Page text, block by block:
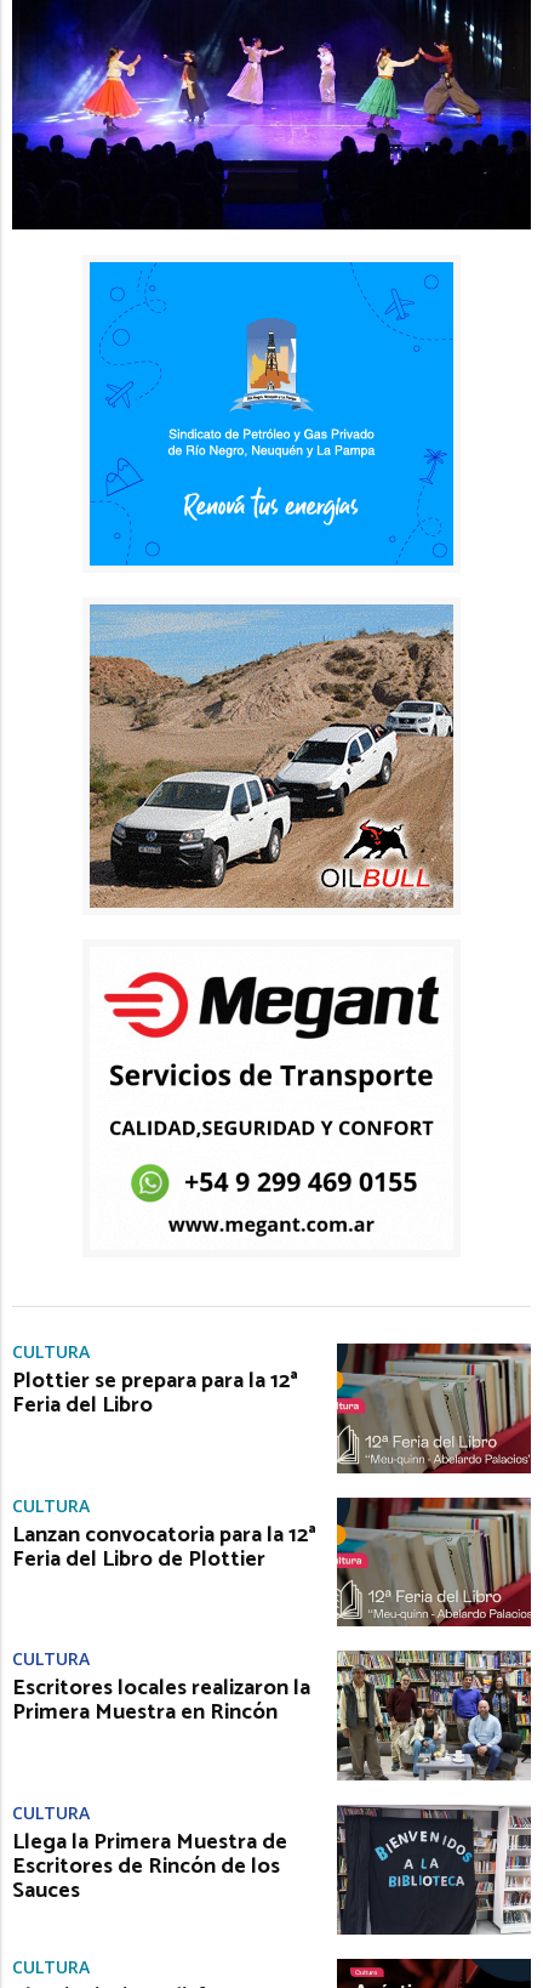
CULTURA
Plottier se prepara para la 12ª
Feria del Libro
CULTURA
Lanzan convocatoria para la 12ª
Feria del Libro de Plottier
CULTURA
Escritores locales realizaron la
Primera Muestra en Rincón
CULTURA
Llega la Primera Muestra de
Escritores de Rincón de los
Sauces
CULTURA